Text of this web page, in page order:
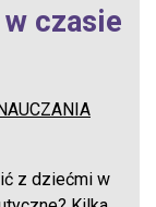
czasie
z dziećmi w